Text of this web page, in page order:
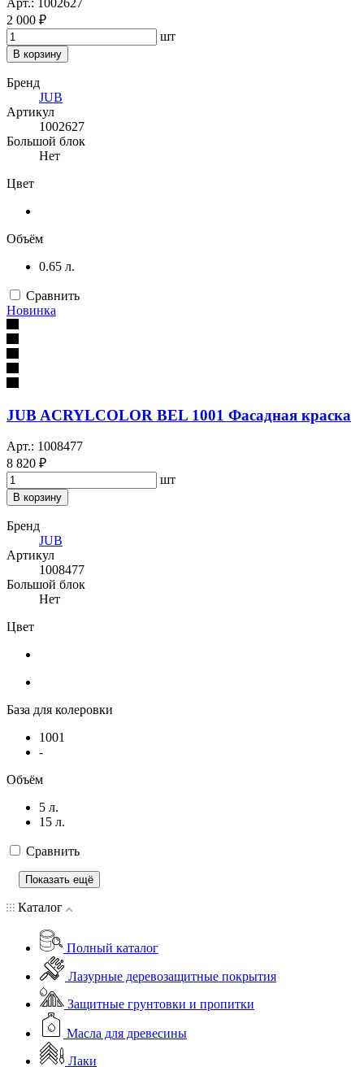
2 000 ₽
шт
В корзину
Бренд
JUB
Артикул
1002627
Большой блок
Нет
Цвет
Объём
0.65 л.
Сравнить
Новинка
JUB ACRYLCOLOR BEL 1001 Фасадная краска
Арт.: 1008477
8 820 ₽
шт
В корзину
Бренд
JUB
Артикул
1008477
Большой блок
Нет
Цвет
База для колеровки
1001
-
Объём
5 л.
15 л.
Сравнить
Показать ещё
Каталог
Полный каталог
Лазурные деревозащитные покрытия
Защитные грунтовки и пропитки
Масла для древесины
Лаки